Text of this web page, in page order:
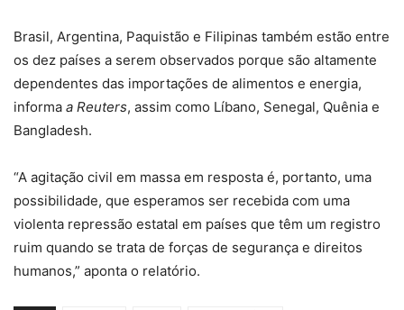
Brasil, Argentina, Paquistão e Filipinas também estão entre
os dez países a serem observados porque são altamente
dependentes das importações de alimentos e energia,
informa a Reuters, assim como Líbano, Senegal, Quênia e
Bangladesh.
“A agitação civil em massa em resposta é, portanto, uma
possibilidade, que esperamos ser recebida com uma
violenta repressão estatal em países que têm um registro
ruim quando se trata de forças de segurança e direitos
humanos,” aponta o relatório.